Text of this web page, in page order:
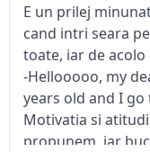
E un prilej
cand intri seara
toate, iar de
-Hellooooo, my
years old and I go
Motivatia si
propunem, iar